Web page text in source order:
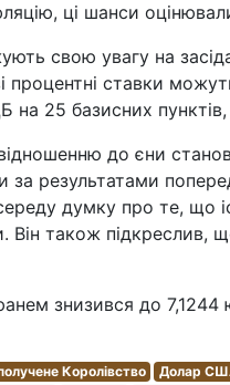
ці шанси
свою увагу на
ставки
на 25 базисних
до єни
результатами
думку про те, що
Він також
знизився до 7,1244
Королівство Долар